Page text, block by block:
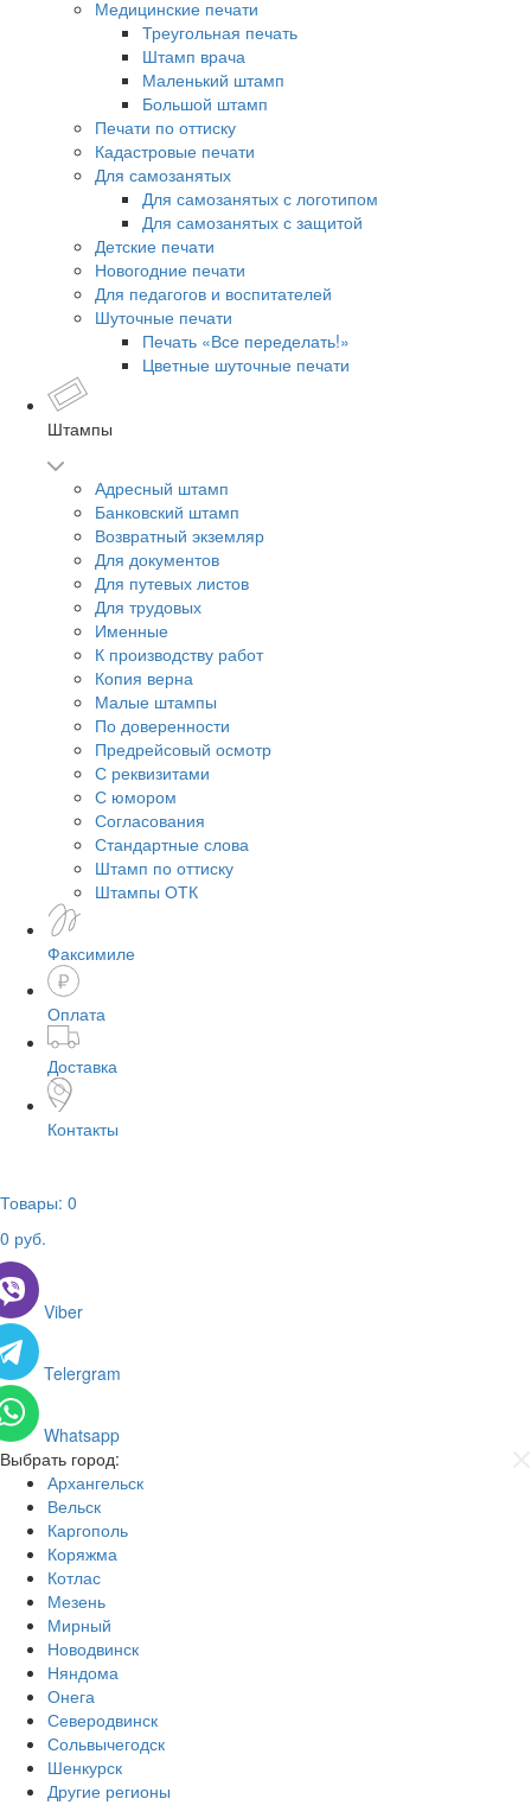
Медицинские печати
Треугольная печать
Штамп врача
Маленький штамп
Большой штамп
Печати по оттиску
Кадастровые печати
Для самозанятых
Для самозанятых с логотипом
Для самозанятых с защитой
Детские печати
Новогодние печати
Для педагогов и воспитателей
Шуточные печати
Печать «Все переделать!»
Цветные шуточные печати
Штампы
Адресный штамп
Банковский штамп
Возвратный экземляр
Для документов
Для путевых листов
Для трудовых
Именные
К производству работ
Копия верна
Малые штампы
По доверенности
Предрейсовый осмотр
С реквизитами
С юмором
Согласования
Стандартные слова
Штамп по оттиску
Штампы ОТК
Факсимиле
Оплата
Доставка
Контакты
Товары: 0
0 руб.
Viber
Telergram
Whatsapp
Выбрать город:
Архангельск
Вельск
Каргополь
Коряжма
Котлас
Мезень
Мирный
Новодвинск
Няндома
Онега
Северодвинск
Сольвычегодск
Шенкурск
Другие регионы